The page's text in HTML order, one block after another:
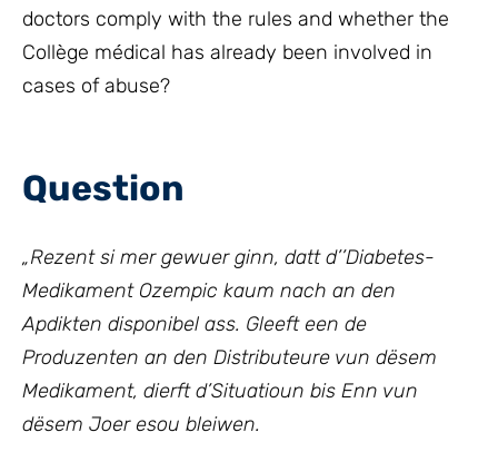
doctors comply with the rules and whether the
Collège médical has already been involved in
cases of abuse?
Question
„Rezent si mer gewuer ginn, datt d’’Diabetes-
Medikament Ozempic kaum nach an den
Apdikten disponibel ass. Gleeft een de
Produzenten an den Distributeure vun dësem
Medikament, dierft d’Situatioun bis Enn vun
dësem Joer esou bleiwen.